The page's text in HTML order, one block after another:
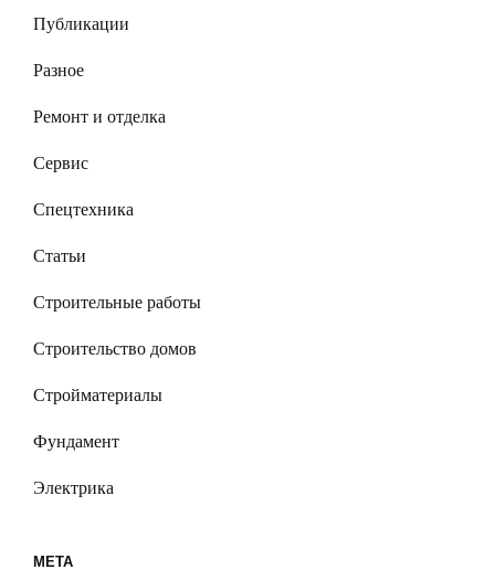
Публикации
Разное
Ремонт и отделка
Сервис
Спецтехника
Статьи
Строительные работы
Строительство домов
Стройматериалы
Фундамент
Электрика
МЕТА